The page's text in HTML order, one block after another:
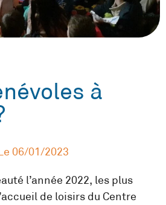
à
06/01/2023
l’année 2022, les plus
de loisirs du Centre